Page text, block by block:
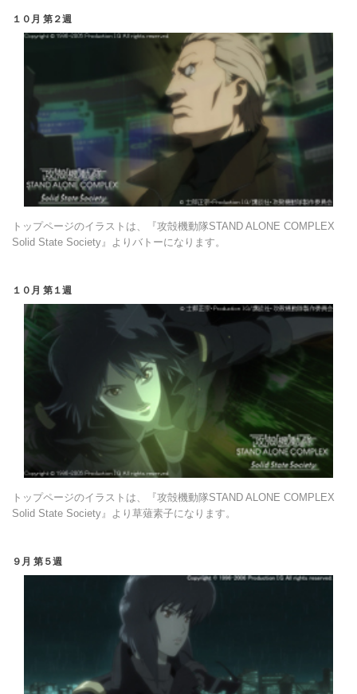
１０月 第２週
トップページのイラストは、『攻殻機動隊STAND ALONE COMPLEX
Solid State Society』よりバトーになります。
１０月 第１週
トップページのイラストは、『攻殻機動隊STAND ALONE COMPLEX
Solid State Society』より草薙素子になります。
９月 第５週